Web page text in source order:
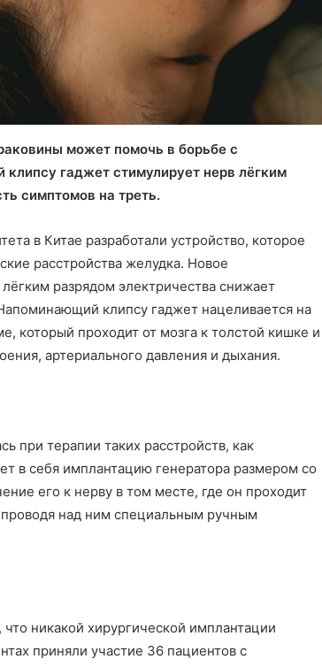
может помочь в борьбе с
гаджет стимулирует нерв лёгким
симптомов на треть.
в Китае разработали устройство, которое
расстройства желудка. Новое
разрядом электричества снижает
клипсу гаджет нацеливается на
проходит от мозга к толстой кишке и
артериального давления и дыхания.
при терапии таких расстройств, как
в себя имплантацию генератора размером со
его к нерву в том месте, где он проходит
над ним специальным ручным
никакой хирургической имплантации
приняли участие 36 пациентов с